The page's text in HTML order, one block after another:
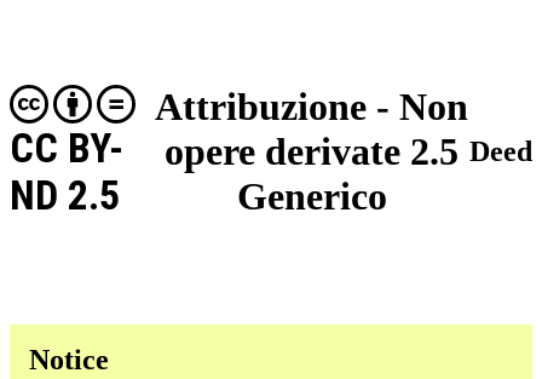
Attribuzione - Non
opere derivate 2.5
Generico
CC BY-
ND 2.5
Deed
Notice